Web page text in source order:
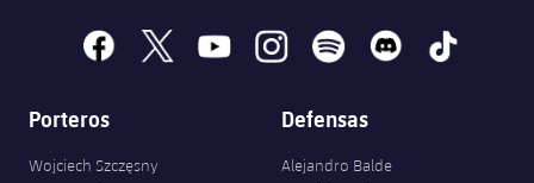
facebook
x youtubeinstagramspotify discord tiktok
Porteros
Wojciech Szczęsny
Defensas
Alejandro Balde